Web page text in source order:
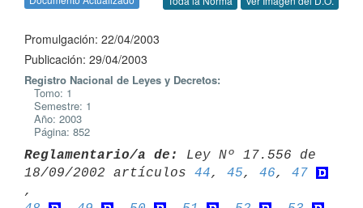
Promulgación: 22/04/2003
Publicación: 29/04/2003
Registro Nacional de Leyes y Decretos:
Tomo: 1
Semestre: 1
Año: 2003
Página: 852
Reglamentario/a de:
Ley Nº 17.556 de
18/09/2002 artículos 44, 45, 46, 47